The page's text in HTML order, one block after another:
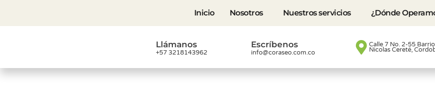
contenido
Inicio Nosotros Nuestros servicios ¿Dónde
Llámanos
+57 3218143962
Escríbenos
info@coraseo.com.co
Calle 7 No. 2-55
Nicolas Cereté,